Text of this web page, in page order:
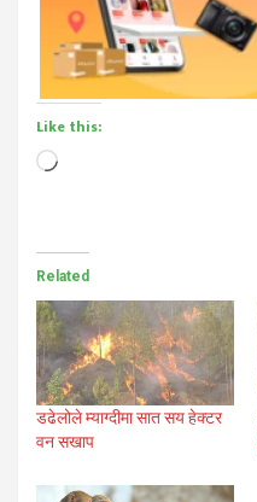
Like this:
Loading…
Related
डढेलोले म्याग्दीमा सात सय हेक्टर
वन सखाप